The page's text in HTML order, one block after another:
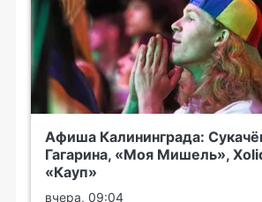
Афиша Калининграда:
Гагарина, «Моя Мишель»,
«Кауп»
вчера, 09:04